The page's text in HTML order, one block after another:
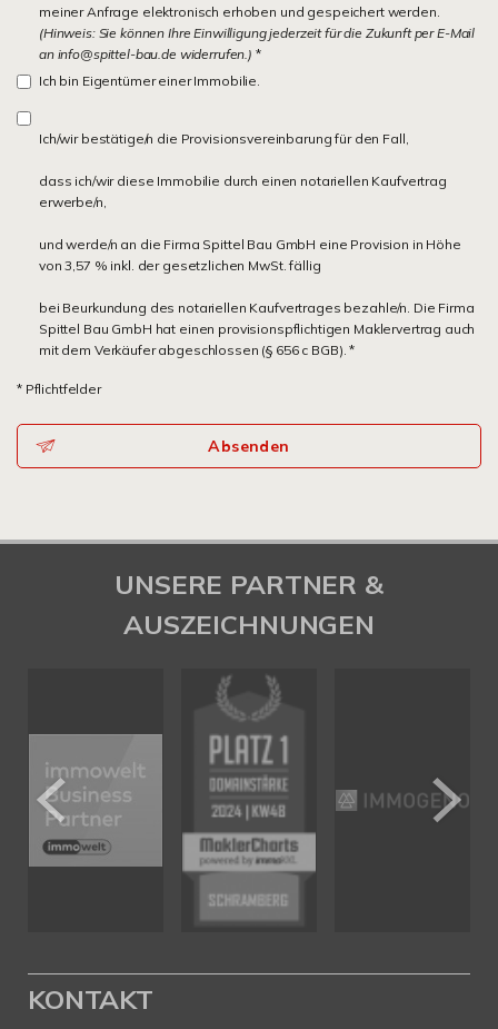
meiner Anfrage elektronisch erhoben und gespeichert werden.
(Hinweis: Sie können Ihre Einwilligung jederzeit für die Zukunft per E-Mail
an info@spittel-bau.de widerrufen.) *
Ich bin Eigentümer einer Immobilie.
Ich/wir bestätige/n die Provisionsvereinbarung für den Fall,
dass ich/wir diese Immobilie durch einen notariellen Kaufvertrag
erwerbe/n,
und werde/n an die Firma Spittel Bau GmbH eine Provision in Höhe
von 3,57 % inkl. der gesetzlichen MwSt. fällig
bei Beurkundung des notariellen Kaufvertrages bezahle/n. Die Firma
Spittel Bau GmbH hat einen provisionspflichtigen Maklervertrag auch
mit dem Verkäufer abgeschlossen (§ 656 c BGB). *
* Pflichtfelder
Absenden
UNSERE PARTNER &
AUSZEICHNUNGEN
KONTAKT